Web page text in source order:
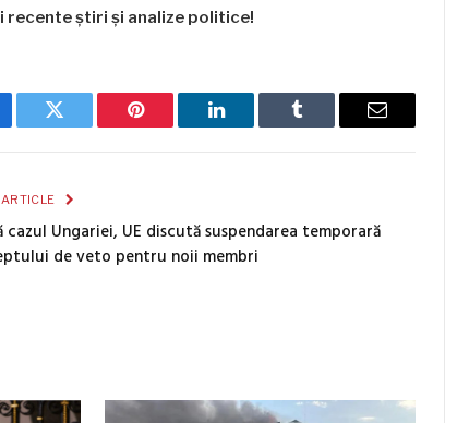
recente știri și analize politice!
Twitter Pinterest LinkedIn Tumblr Email
cazul Ungariei, UE discută suspendarea temporară
de veto pentru noii membri